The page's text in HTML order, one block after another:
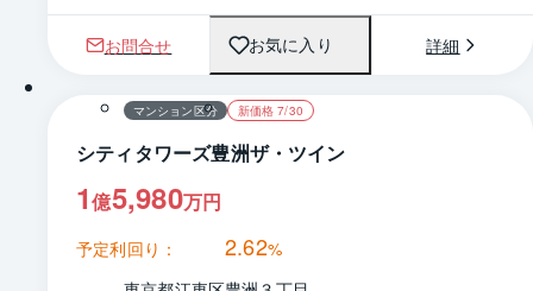
お問合せ お気に入り 詳細
1 / 0 間取り
マンション区分 新価格 7/30
シティタワーズ豊洲ザ・ツイン
1億5,980万円
予定利回り： 2.62%